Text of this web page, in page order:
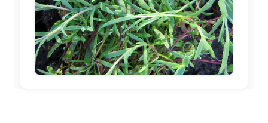
🖼️